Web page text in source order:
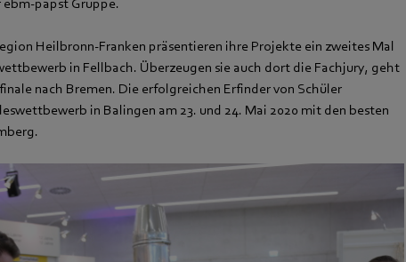
papst Gruppe.
Heilbronn-Franken präsentieren ihre Projekte ein zweites Mal
in Fellbach. Überzeugen sie auch dort die Fachjury, geht
nach Bremen. Die erfolgreichen Erfinder von Schüler
in Balingen am 23. und 24. Mai 2020 mit den besten